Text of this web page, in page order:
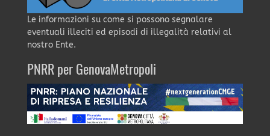
Le informazioni su come si possono segnalare
eventuali illeciti ed episodi di illegalità relativi al
nostro Ente.
PNRR per GenovaMetropoli